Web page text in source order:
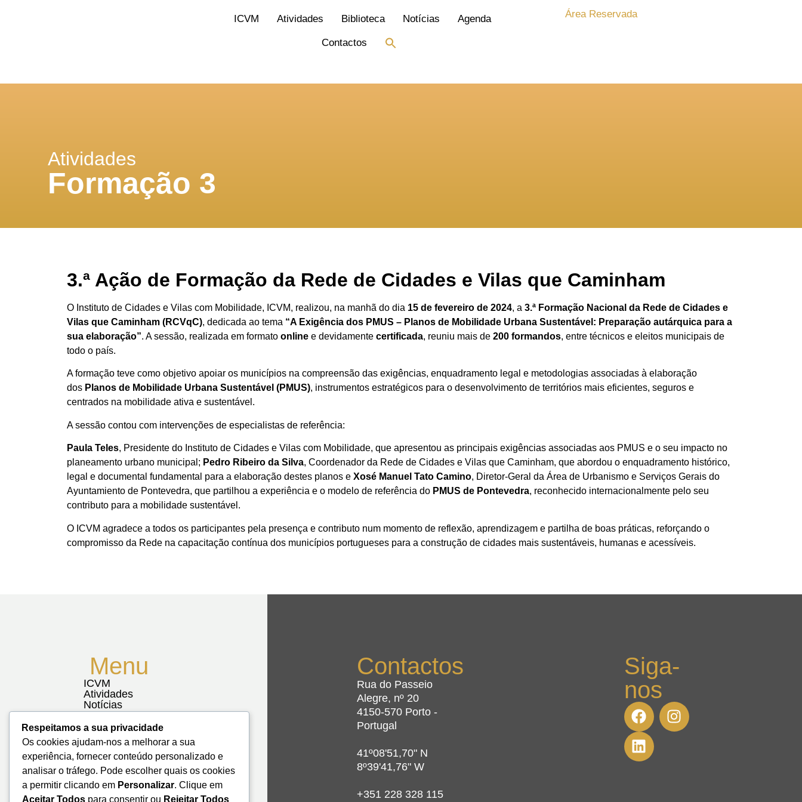
ICVM Atividades Biblioteca Notícias Agenda
Contactos
Área Reservada
Atividades
Formação 3
3.ª Ação de Formação da Rede de Cidades e Vilas que Caminham
O Instituto de Cidades e Vilas com Mobilidade, ICVM, realizou, na manhã do dia 15 de fevereiro de 2024, a 3.ª Formação Nacional da Rede de Cidades e
Vilas que Caminham (RCVqC), dedicada ao tema “A Exigência dos PMUS – Planos de Mobilidade Urbana Sustentável: Preparação autárquica para a
sua elaboração”. A sessão, realizada em formato online e devidamente certificada, reuniu mais de 200 formandos, entre técnicos e eleitos municipais de
todo o país.
A formação teve como objetivo apoiar os municípios na compreensão das exigências, enquadramento legal e metodologias associadas à elaboração
dos Planos de Mobilidade Urbana Sustentável (PMUS), instrumentos estratégicos para o desenvolvimento de territórios mais eficientes, seguros e
centrados na mobilidade ativa e sustentável.
A sessão contou com intervenções de especialistas de referência:
Paula Teles, Presidente do Instituto de Cidades e Vilas com Mobilidade, que apresentou as principais exigências associadas aos PMUS e o seu impacto no
planeamento urbano municipal; Pedro Ribeiro da Silva, Coordenador da Rede de Cidades e Vilas que Caminham, que abordou o enquadramento histórico,
legal e documental fundamental para a elaboração destes planos e Xosé Manuel Tato Camino, Diretor-Geral da Área de Urbanismo e Serviços Gerais do
Ayuntamiento de Pontevedra, que partilhou a experiência e o modelo de referência do PMUS de Pontevedra, reconhecido internacionalmente pelo seu
contributo para a mobilidade sustentável.
O ICVM agradece a todos os participantes pela presença e contributo num momento de reflexão, aprendizagem e partilha de boas práticas, reforçando o
compromisso da Rede na capacitação contínua dos municípios portugueses para a construção de cidades mais sustentáveis, humanas e acessíveis.
Menu
ICVM
Atividades
Notícias
Biblioteca
Contactos
Mapa do Site
Contactos
Rua do Passeio
Alegre, nº 20
4150-570 Porto -
Portugal
41º08'51,70" N
8º39'41,76" W
+351 228 328 115
Siga-
nos
Respeitamos a sua privacidade
Os cookies ajudam-nos a melhorar a sua
experiência, fornecer conteúdo personalizado e
analisar o tráfego. Pode escolher quais os cookies
a permitir clicando em Personalizar. Clique em
Aceitar Todos para consentir ou Rejeitar Todos